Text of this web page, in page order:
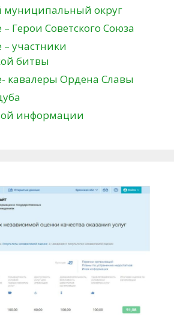
муниципальный округ
Герои Советского Союза
участники
битвы
кавалеры Ордена Славы
информации